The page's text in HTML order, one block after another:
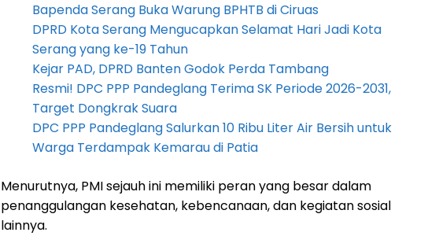
Bapenda Serang Buka Warung BPHTB di Ciruas
DPRD Kota Serang Mengucapkan Selamat Hari Jadi Kota
Serang yang ke-19 Tahun
Kejar PAD, DPRD Banten Godok Perda Tambang
Resmi! DPC PPP Pandeglang Terima SK Periode 2026-2031,
Target Dongkrak Suara
DPC PPP Pandeglang Salurkan 10 Ribu Liter Air Bersih untuk
Warga Terdampak Kemarau di Patia
Menurutnya, PMI sejauh ini memiliki peran yang besar dalam
penanggulangan kesehatan, kebencanaan, dan kegiatan sosial
lainnya.